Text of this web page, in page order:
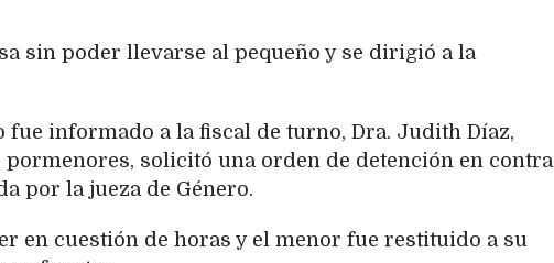
sin poder llevarse al pequeño y se dirigió a la
fue informado a la fiscal de turno, Dra. Judith Díaz,
solicitó una orden de detención en contra
por la jueza de Género.
en cuestión de horas y el menor fue restituido a su